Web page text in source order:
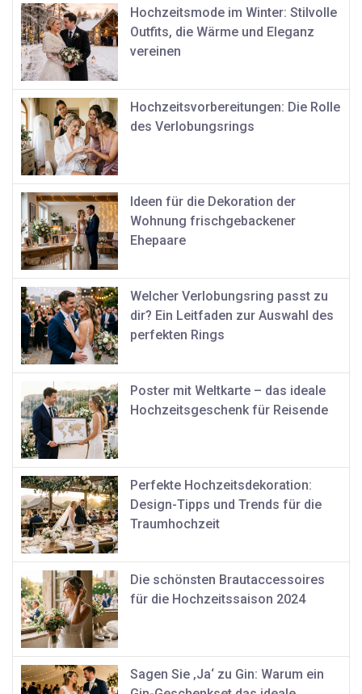
Hochzeitsmode im Winter: Stilvolle
Outfits, die Wärme und Eleganz
vereinen
Hochzeitsvorbereitungen: Die Rolle
des Verlobungsrings
Ideen für die Dekoration der
Wohnung frischgebackener
Ehepaare
Welcher Verlobungsring passt zu
dir? Ein Leitfaden zur Auswahl des
perfekten Rings
Poster mit Weltkarte – das ideale
Hochzeitsgeschenk für Reisende
Perfekte Hochzeitsdekoration:
Design-Tipps und Trends für die
Traumhochzeit
Die schönsten Brautaccessoires
für die Hochzeitssaison 2024
Sagen Sie ‚Ja‘ zu Gin: Warum ein